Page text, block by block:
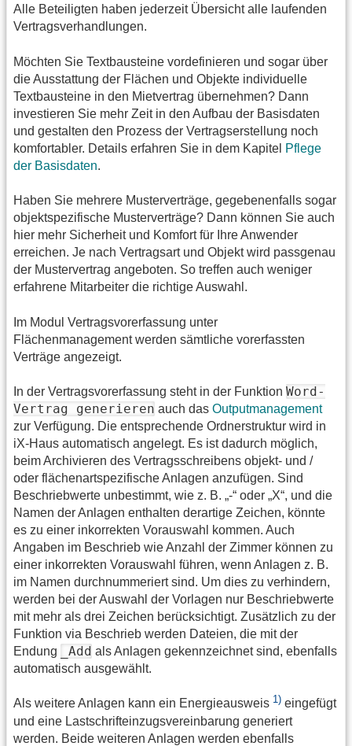
Alle Beteiligten haben jederzeit Übersicht alle laufenden
Vertragsverhandlungen.
Möchten Sie Textbausteine vordefinieren und sogar über
die Ausstattung der Flächen und Objekte individuelle
Textbausteine in den Mietvertrag übernehmen? Dann
investieren Sie mehr Zeit in den Aufbau der Basisdaten
und gestalten den Prozess der Vertragserstellung noch
komfortabler. Details erfahren Sie in dem Kapitel Pflege
der Basisdaten.
Haben Sie mehrere Musterverträge, gegebenenfalls sogar
objektspezifische Musterverträge? Dann können Sie auch
hier mehr Sicherheit und Komfort für Ihre Anwender
erreichen. Je nach Vertragsart und Objekt wird passgenau
der Mustervertrag angeboten. So treffen auch weniger
erfahrene Mitarbeiter die richtige Auswahl.
Im Modul Vertragsvorerfassung unter
Flächenmanagement werden sämtliche vorerfassten
Verträge angezeigt.
In der Vertragsvorerfassung steht in der Funktion Word-
Vertrag generieren auch das Outputmanagement
zur Verfügung. Die entsprechende Ordnerstruktur wird in
iX-Haus automatisch angelegt. Es ist dadurch möglich,
beim Archivieren des Vertragsschreibens objekt- und /
oder flächenartspezifische Anlagen anzufügen. Sind
Beschriebwerte unbestimmt, wie z. B. „-“ oder „X“, und die
Namen der Anlagen enthalten derartige Zeichen, könnte
es zu einer inkorrekten Vorauswahl kommen. Auch
Angaben im Beschrieb wie Anzahl der Zimmer können zu
einer inkorrekten Vorauswahl führen, wenn Anlagen z. B.
im Namen durchnummeriert sind. Um dies zu verhindern,
werden bei der Auswahl der Vorlagen nur Beschriebwerte
mit mehr als drei Zeichen berücksichtigt. Zusätzlich zu der
Funktion via Beschrieb werden Dateien, die mit der
Endung
_Add als Anlagen gekennzeichnet sind, ebenfalls
automatisch ausgewählt.
Als weitere Anlagen kann ein Energieausweis 1) eingefügt
und eine Lastschrifteinzugsvereinbarung generiert
werden. Beide weiteren Anlagen werden ebenfalls